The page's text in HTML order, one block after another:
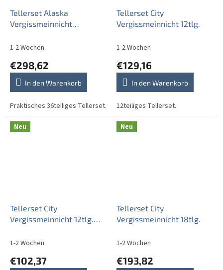
Tellerset Alaska
Vergissmeinnicht
1-2 Wochen
€298,62
In den Warenkorb
Praktisches 36teiliges Tellerset.
Tellerset City
Vergissmeinnicht 12tlg.
1-2 Wochen
€129,16
In den Warenkorb
12teiliges Tellerset.
Neu
Tellerset City
Vergissmeinnicht 12tlg.
1-2 Wochen
€102,37
Neu
Tellerset City
Vergissmeinnicht 18tlg.
1-2 Wochen
€193,82